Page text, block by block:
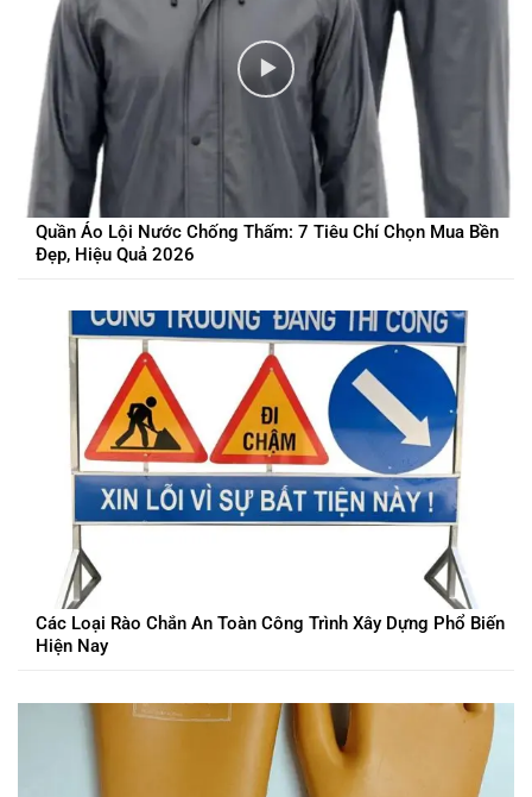
Quần Áo Lội Nước Chống Thấm: 7 Tiêu Chí Chọn Mua Bền
Đẹp, Hiệu Quả 2026
Các Loại Rào Chắn An Toàn Công Trình Xây Dựng Phổ Biến
Hiện Nay